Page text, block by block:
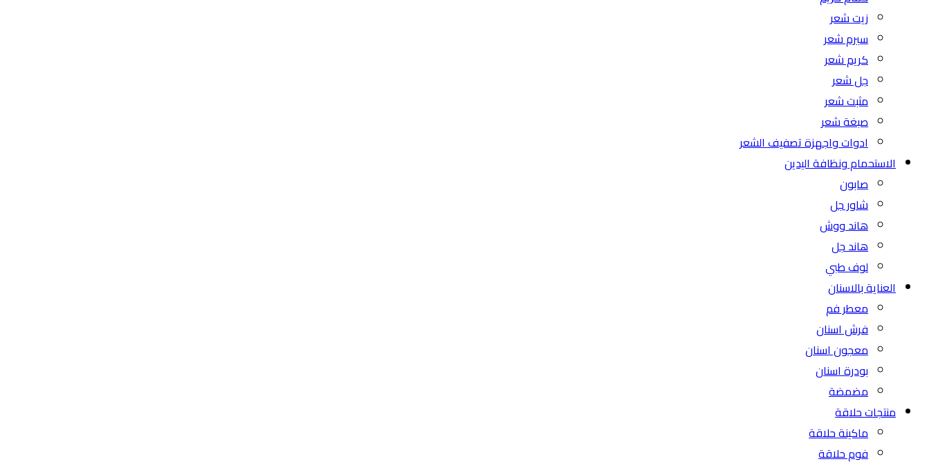
زيت شعر
سيرم شعر
كريم شعر
جل شعر
مثبت شعر
صبغة شعر
ادوات واجهزة تصفيف الشعر
الاستحمام ونظافة اليدين
صابون
شاور جل
هاند ووش
هاند جل
لوف طبي
العناية بالاسنان
معطر فم
فرش اسنان
معجون اسنان
بودرة اسنان
مضمضة
منتجات حلاقة
ماكينة حلاقة
فوم حلاقة